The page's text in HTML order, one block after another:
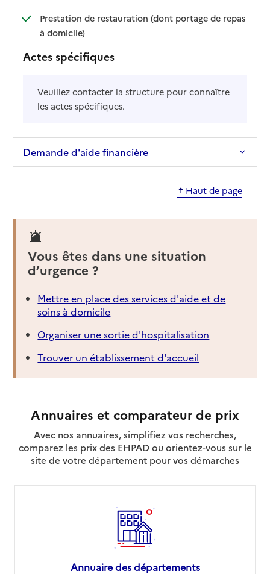
Prestation de restauration (dont portage de repas
à domicile): disponible
: non disponible
Actes spécifiques
Veuillez contacter la structure pour connaître
les actes spécifiques.
Demande d'aide financière
Haut de page
Vous êtes dans une situation
d’urgence ?
Mettre en place des services d'aide et de
soins à domicile
Organiser une sortie d'hospitalisation
Trouver un établissement d'accueil
Annuaires et comparateur de prix
Avec nos annuaires, simplifiez vos recherches,
comparez les prix des EHPAD ou orientez-vous sur le
site de votre département pour vos démarches
Annuaire des départements